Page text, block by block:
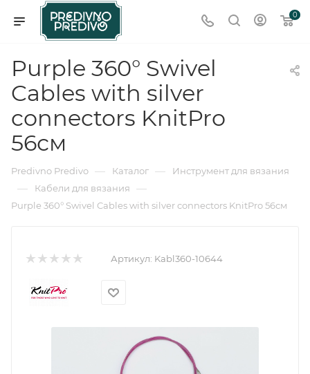
0
Purple 360° Swivel
Cables with silver
connectors KnitPro
56см
Predivno Predivo — Каталог — Инструмент для вязания
— Кабели для вязания —
Purple 360° Swivel Cables with silver connectors KnitPro 56см
Артикул: Kabl360-10644